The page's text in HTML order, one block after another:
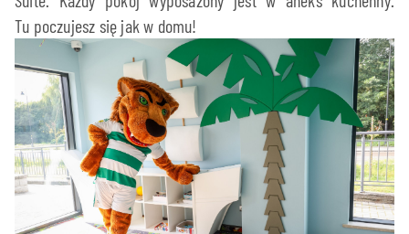
Tu poczujesz się jak w domu!